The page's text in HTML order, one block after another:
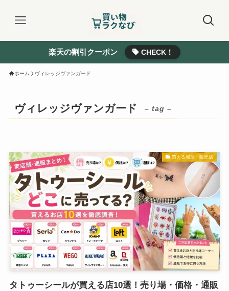
楽天の割引クーポン CHECK！
ホーム ヴィレッジヴァンガード
ヴィレッジヴァンガード – tag –
買える場所・販売店
タトゥーシールが買える店10選！売り場・価格・通販